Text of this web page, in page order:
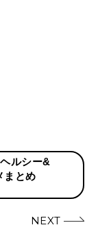
ルシー&
まとめ
NEXT